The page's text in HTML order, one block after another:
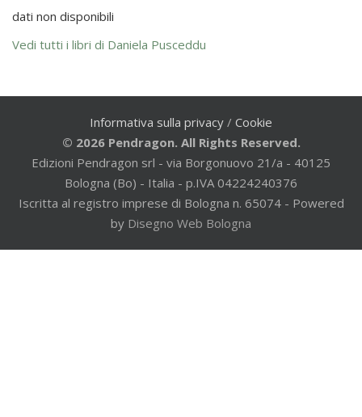
dati non disponibili
Vedi tutti i libri di Daniela Pusceddu
Informativa sulla privacy / Cookie
© 2026 Pendragon. All Rights Reserved.
Edizioni Pendragon srl - via Borgonuovo 21/a - 40125
Bologna (Bo) - Italia - p.IVA 04224240376
Iscritta al registro imprese di Bologna n. 65074 - Powered
by Disegno Web Bologna